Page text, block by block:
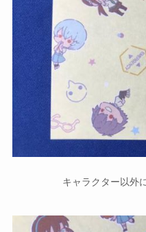
キャラクター以外